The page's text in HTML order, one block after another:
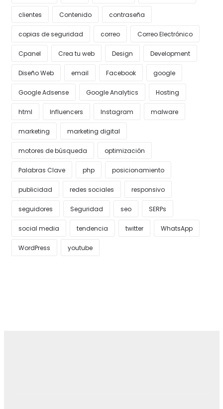
clientes Contenido contraseña
copias de seguridad correo Correo Electrónico
Cpanel Crea tu web Design Development
Diseño Web email Facebook google
Google Adsense Google Analytics Hosting
html Influencers Instagram malware
marketing marketing digital
motores de búsqueda optimización
Palabras Clave php posicionamiento
publicidad redes sociales responsivo
seguidores Seguridad seo SERPs
social media tendencia twitter WhatsApp
WordPress youtube